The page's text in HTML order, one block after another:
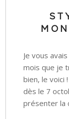
Je vous
mois que je
bien, le voici
dès le 7
présenter la